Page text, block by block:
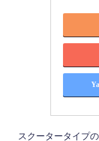
スクータータイプ